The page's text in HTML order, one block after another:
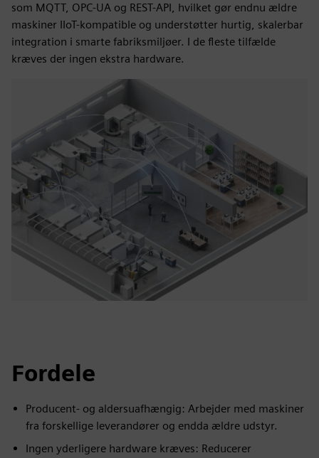
som MQTT, OPC-UA og REST-API, hvilket gør endnu ældre
maskiner IIoT-kompatible og understøtter hurtig, skalerbar
integration i smarte fabriksmiljøer. I de fleste tilfælde
kræves der ingen ekstra hardware.
Fordele
Producent- og aldersuafhængig: Arbejder med maskiner
fra forskellige leverandører og endda ældre udstyr.
Ingen yderligere hardware kræves: Reducerer